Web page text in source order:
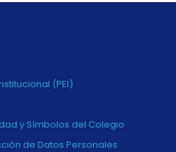
(PEI)
y Símbolos del Colegio
de Datos Personales